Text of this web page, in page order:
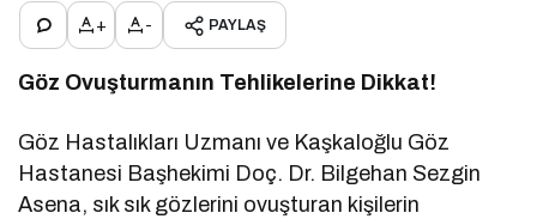
+ - PAYLAŞ
Göz Ovuşturmanın Tehlikelerine Dikkat!
Göz Hastalıkları Uzmanı ve Kaşkaloğlu Göz
Hastanesi Başhekimi Doç. Dr. Bilgehan Sezgin
Asena, sık sık gözlerini ovuşturan kişilerin